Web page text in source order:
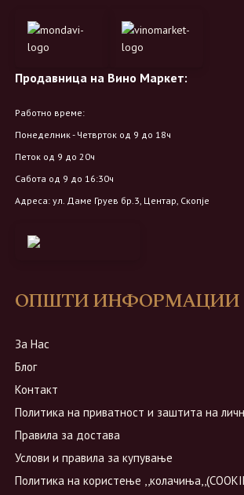
Продавница на Вино Маркет:
Работно време:
Понеделник - Четврток од 9 до 18ч
Петок од 9 до 20ч
Сабота од 9 до 16:30ч
Адреса: ул. Даме Груев бр.3, Центар, Скопје
ОПШТИ ИНФОРМАЦИИ
За Нас
Блог
Контакт
Политика на приватност и заштита на
Правила за достава
Услови и правила за купување
Политика на користење